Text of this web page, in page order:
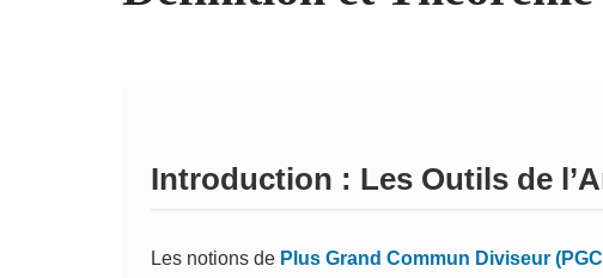
Introduction : Les Outils de
Les notions de Plus Grand Commun Diviseur